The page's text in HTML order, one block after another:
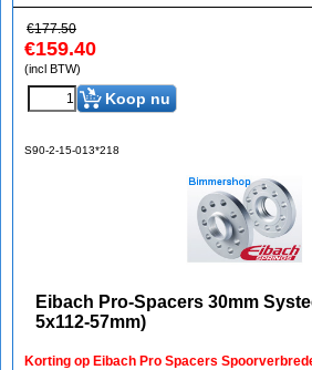
€177.50
€159.40
(incl BTW)
Koop nu
S90-2-15-013*218
Eibach Pro-Spacers 30mm
5x112-57mm)
Korting op Eibach Pro Spacers